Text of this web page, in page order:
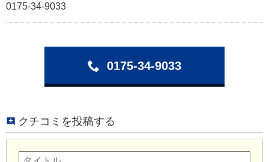
0175-34-9033
0175-34-9033
クチコミを投稿する